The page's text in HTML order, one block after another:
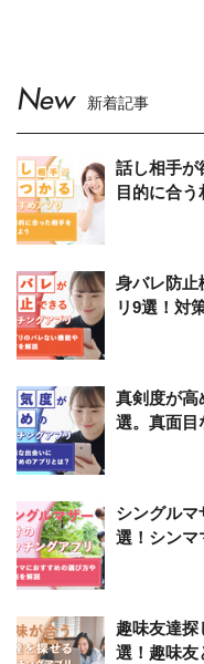
New 新着記事
話し相手が
目的に合
身バレ防止
リ9選！対
真剣度が高
選。真面目
シングルマ
選！シンマ
趣味友達探
選！趣味友